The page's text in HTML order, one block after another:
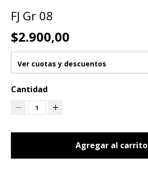
FJ Gr 08
$2.900,00
Ver cuotas y descuentos
Cantidad
1
Agregar al carrito